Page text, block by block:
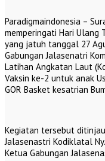
Paradigmaindonesia –
memperingati Hari Ulang
yang jatuh tanggal 27
Gabungan Jalasenatri
Latihan Angkatan Laut
Vaksin ke-2 untuk anak
GOR Basket kesatrian
Kegiatan tersebut
Jalasenastri Kodiklatal
Ketua Gabungan